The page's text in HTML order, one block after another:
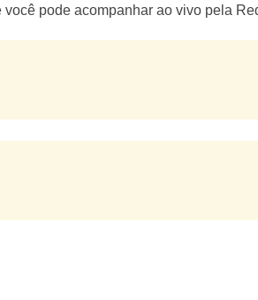
pode acompanhar ao vivo pela